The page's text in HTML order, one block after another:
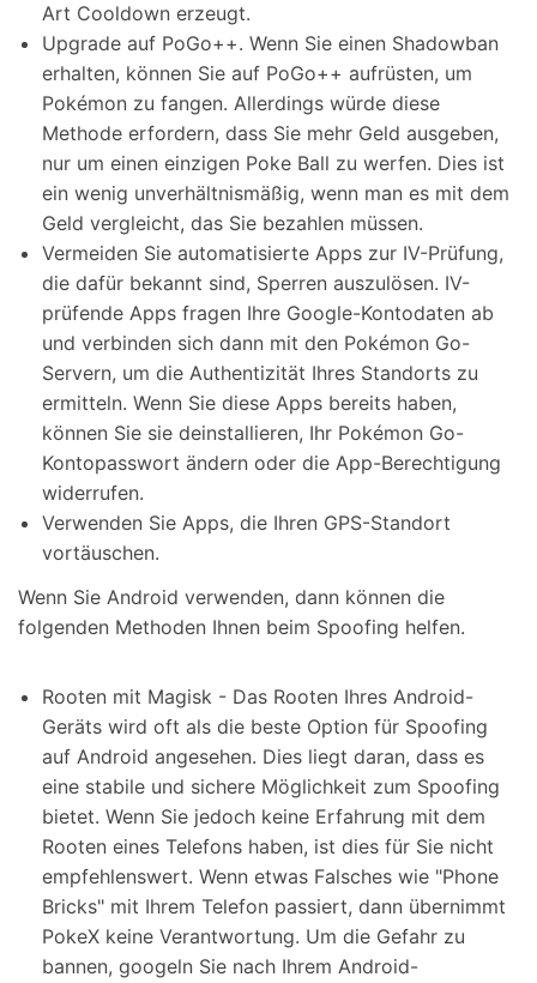
Art Cooldown erzeugt.
Upgrade auf PoGo++. Wenn Sie einen Shadowban
erhalten, können Sie auf PoGo++ aufrüsten, um
Pokémon zu fangen. Allerdings würde diese
Methode erfordern, dass Sie mehr Geld ausgeben,
nur um einen einzigen Poke Ball zu werfen. Dies ist
ein wenig unverhältnismäßig, wenn man es mit dem
Geld vergleicht, das Sie bezahlen müssen.
Vermeiden Sie automatisierte Apps zur IV-Prüfung,
die dafür bekannt sind, Sperren auszulösen. IV-
prüfende Apps fragen Ihre Google-Kontodaten ab
und verbinden sich dann mit den Pokémon Go-
Servern, um die Authentizität Ihres Standorts zu
ermitteln. Wenn Sie diese Apps bereits haben,
können Sie sie deinstallieren, Ihr Pokémon Go-
Kontopasswort ändern oder die App-Berechtigung
widerrufen.
Verwenden Sie Apps, die Ihren GPS-Standort
vortäuschen.
Wenn Sie Android verwenden, dann können die
folgenden Methoden Ihnen beim Spoofing helfen.
Rooten mit Magisk - Das Rooten Ihres Android-
Geräts wird oft als die beste Option für Spoofing
auf Android angesehen. Dies liegt daran, dass es
eine stabile und sichere Möglichkeit zum Spoofing
bietet. Wenn Sie jedoch keine Erfahrung mit dem
Rooten eines Telefons haben, ist dies für Sie nicht
empfehlenswert. Wenn etwas Falsches wie "Phone
Bricks" mit Ihrem Telefon passiert, dann übernimmt
PokeX keine Verantwortung. Um die Gefahr zu
bannen, googeln Sie nach Ihrem Android-